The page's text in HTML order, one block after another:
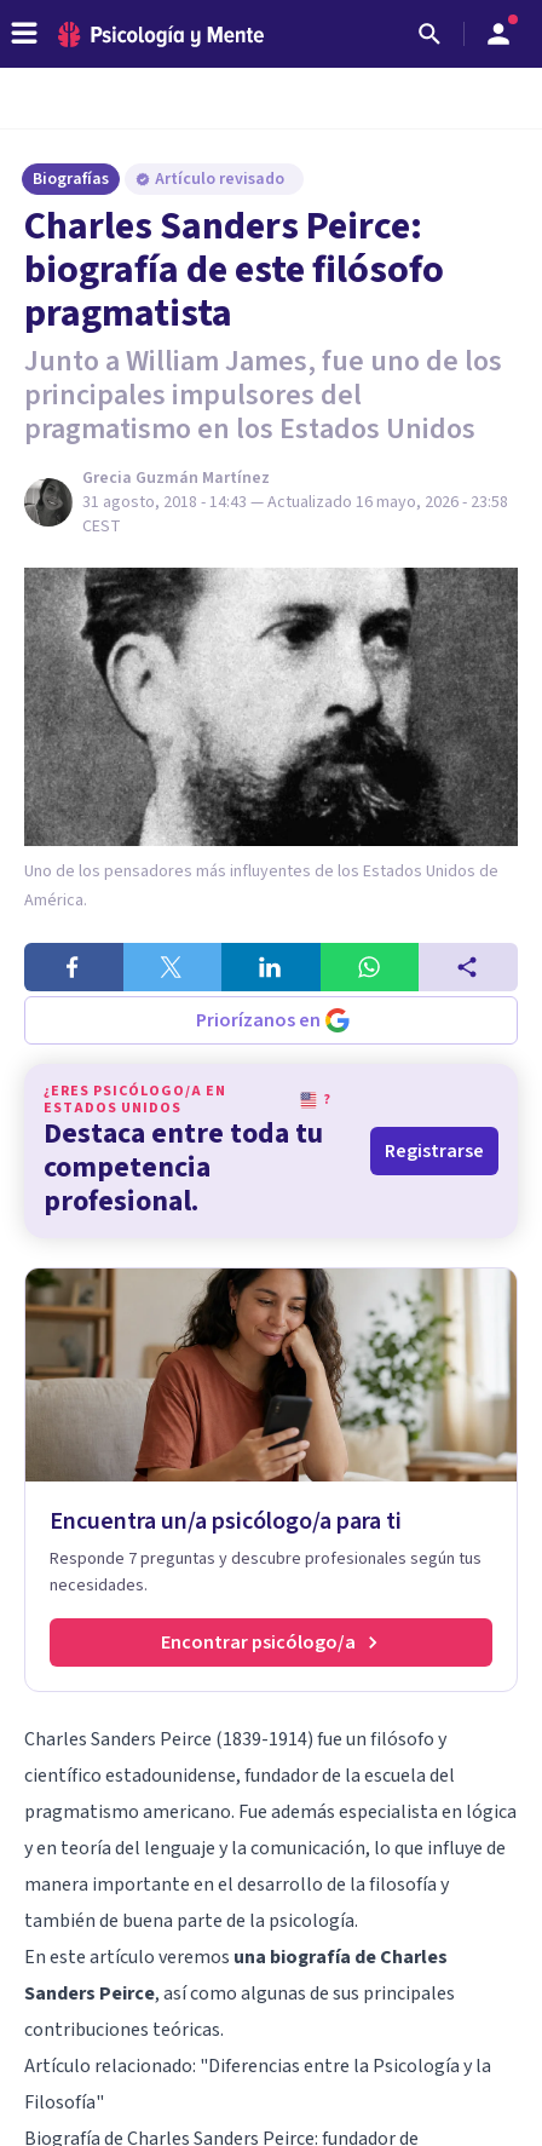
Biografías Artículo revisado
Charles Sanders Peirce:
biografía de este filósofo
pragmatista
Junto a William James, fue uno de los
principales impulsores del
pragmatismo en los Estados Unidos
Grecia Guzmán Martínez
31 agosto, 2018 - 14:43 — Actualizado 16 mayo, 2026 - 23:58
CEST
Uno de los pensadores más influyentes de los Estados Unidos de
América.
Priorízanos en
¿ERES PSICÓLOGO/A EN
ESTADOS UNIDOS
?
Destaca entre toda tu
competencia
profesional.
Registrarse
Encuentra un/a psicólogo/a para ti
Responde 7 preguntas y descubre profesionales según tus
necesidades.
Encontrar psicólogo/a
Charles Sanders Peirce (1839-1914) fue un filósofo y
científico estadounidense, fundador de la escuela del
pragmatismo americano. Fue además especialista en lógica
y en teoría del lenguaje y la comunicación, lo que influye de
manera importante en el desarrollo de la filosofía y
también de buena parte de la psicología.
En este artículo veremos una biografía de Charles
Sanders Peirce, así como algunas de sus principales
contribuciones teóricas.
Artículo relacionado: "Diferencias entre la Psicología y la
Filosofía"
Biografía de Charles Sanders Peirce: fundador de